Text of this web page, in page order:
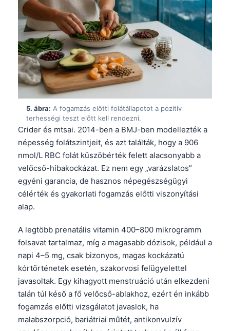
5. ábra: A fogamzás előtti folátállapotot a pozitív
terhességi teszt előtt kell rendezni.
Crider és mtsai. 2014-ben a BMJ-ben modellezték a
népesség folátszintjeit, és azt találták, hogy a 906
nmol/L RBC folát küszöbérték felett alacsonyabb a
velőcső-hibakockázat. Ez nem egy „varázslatos”
egyéni garancia, de hasznos népegészségügyi
célérték és gyakorlati fogamzás előtti viszonyítási
alap.
A legtöbb prenatális vitamin 400–800 mikrogramm
folsavat tartalmaz, míg a magasabb dózisok, például a
napi 4–5 mg, csak bizonyos, magas kockázatú
kórtörténetek esetén, szakorvosi felügyelettel
javasoltak. Egy kihagyott menstruáció után elkezdeni
talán túl késő a fő velőcső-ablakhoz, ezért én inkább
fogamzás előtti vizsgálatot javaslok, ha
malabszorpció, bariátriai műtét, antikonvulzív